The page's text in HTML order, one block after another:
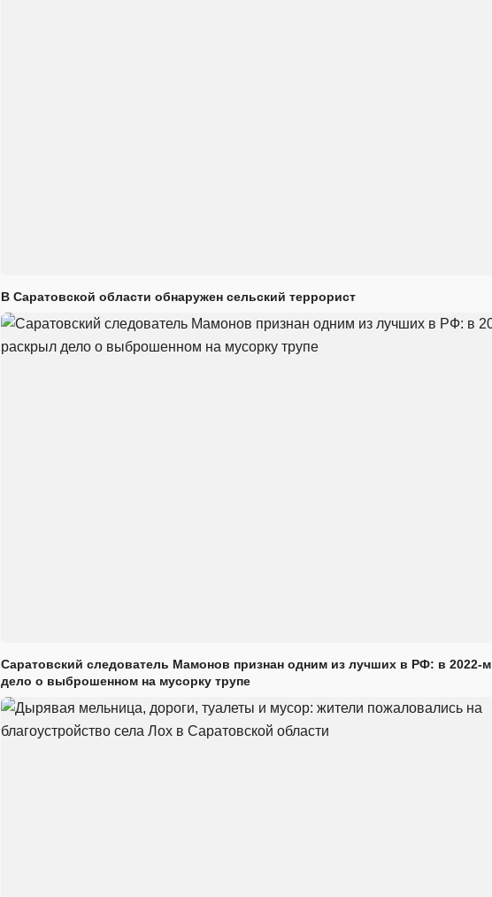
В Саратовской области обнаружен сельский террорист
Саратовский следователь Мамонов признан одним из лучших в РФ: в 2022-
дело о выброшенном на мусорку трупе